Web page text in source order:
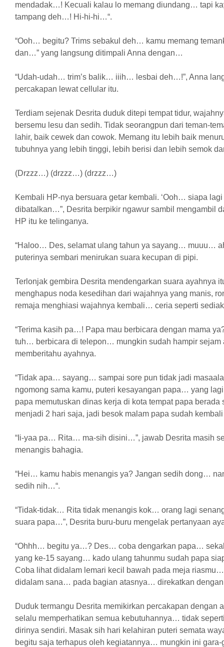
mendadak…! Kecuali kalau lo memang diundang… tapi
tampang deh…! Hi-hi-hi…“.
“Ooh… begitu? Trims sebakul deh… kamu memang
dan…” yang langsung ditimpali Anna dengan…
“Udah-udah… trim’s balik… iiih… lesbai deh…!”, Anna
percakapan lewat cellular itu.
Terdiam sejenak Desrita duduk ditepi tempat tidur,
bersemu lesu dan sedih. Tidak seorangpun dari teman-
lahir, baik cewek dan cowok. Memang itu lebih baik
tubuhnya yang lebih tinggi, lebih berisi dan lebih semok
(Drzzz…) (drzzz…) (drzzz…)
Kembali HP-nya bersuara getar kembali. ‘Ooh… siapa
dibatalkan…”, Desrita berpikir ngawur sambil mengambil
HP itu ke telinganya.
“Haloo… Des, selamat ulang tahun ya sayang… muuu…
puterinya sembari menirukan suara kecupan di pipi.
Terlonjak gembira Desrita mendengarkan suara ayahnya
menghapus noda kesedihan dari wajahnya yang manis,
remaja menghiasi wajahnya kembali… ceria seperti
“Terima kasih pa…! Papa mau berbicara dengan mama
tuh… berbicara di telepon… mungkin sudah hampir sejam
memberitahu ayahnya.
“Tidak apa… sayang… sampai sore pun tidak jadi
ngomong sama kamu, puteri kesayangan papa… yang
papa memutuskan dinas kerja di kota tempat papa berada
menjadi 2 hari saja, jadi besok malam papa sudah
“Ii-yaa pa… Rita… ma-sih disini…”, jawab Desrita masih
menangis bahagia.
“Hei… kamu habis menangis ya? Jangan sedih dong…
sedih nih…“.
“Tidak-tidak… Rita tidak menangis kok… orang lagi
suara papa…”, Desrita buru-buru mengelak pertanyaan
“Ohhh… begitu ya…? Des… coba dengarkan papa…
yang ke-15 sayang… kado ulang tahunmu sudah papa
Coba lihat didalam lemari kecil bawah pada meja
didalam sana… pada bagian atasnya… direkatkan
Duduk termangu Desrita memikirkan percakapan dengan
selalu memperhatikan semua kebutuhannya… tidak
dirinya sendiri. Masak sih hari kelahiran puteri semata
begitu saja terhapus oleh kegiatannya… mungkin ini